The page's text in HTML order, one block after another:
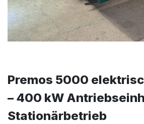
Premos 5000
– 400 kW
Stationärbetrieb